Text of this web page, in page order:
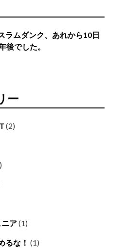
ラムダンク、あれから10日
後でした。
ー
(2)
ア(1)
るな！ (1)